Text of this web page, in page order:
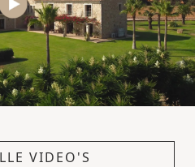
VIDEO'S